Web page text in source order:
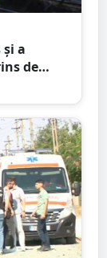
a
de
ale